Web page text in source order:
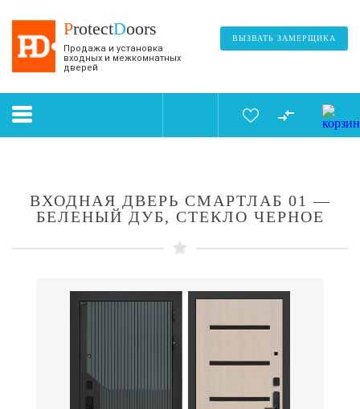
ProtectDoors
Продажа и установка
входных и межкомнатных
дверей
ВЫЗВАТЬ ЗАМЕРЩИКА
ВХОДНАЯ ДВЕРЬ СМАРТЛАБ 01 —
БЕЛЕНЫЙ ДУБ, СТЕКЛО ЧЕРНОЕ